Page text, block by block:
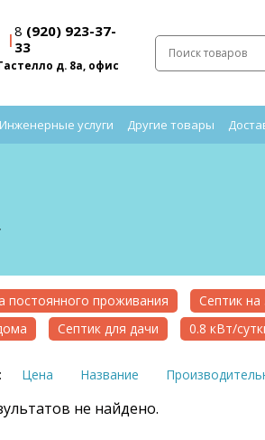
|8 (920) 923-37-
33
д. 8а, офис
Инженерные услуги Другие товары
постоянного проживания Септик на
Септик для дачи 0.8 кВт/
Цена Название
не найдено.